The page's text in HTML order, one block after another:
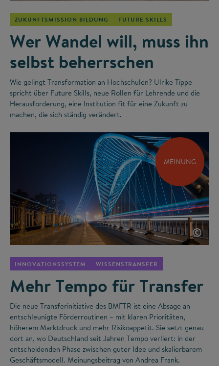
ZUKUNFTSMISSION BILDUNG FUTURE SKILLS
Wer Wandel will, muss ihn
selbst beherrschen
Wie gelingt Transformation an Hochschulen? Ulrike Tippe
spricht über Future Skills, neue Rollen für Lehrende und die
Herausforderung, eine Institution fit für eine Zukunft zu
machen, die sich ständig verändert.
MEINUNG
©
INNOVATIONSSYSTEM WISSENSTRANSFER
Mehr Tempo für Transfer
Die neue Transferinitiative des BMFTR ist eine Absage an
entschleunigte Förderroutinen – mit klaren Prioritäten,
höherem Marktdruck und mehr Risikoappetit. Sie setzt genau
dort an, wo Deutschland seit Jahren Tempo verliert: in der
entscheidenden Phase zwischen guter Idee und skalierbarem
Geschäftsmodell. Meinungsbeitrag von Andrea Frank.